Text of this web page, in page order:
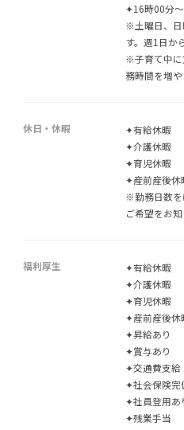
✦16時00分
※土曜日、日
す。週1日か
※子育て中に
務時間を増や
休日・休暇
✦有給休暇
✦介護休暇
✦育児休暇
✦産前産後休
※勤務日数を
ご希望をお
福利厚生
✦有給休暇
✦介護休暇
✦育児休暇
✦産前産後休
✦昇給あり
✦賞与あり
✦交通費支給
✦社会保険完
✦社員登用あ
✦残業手当